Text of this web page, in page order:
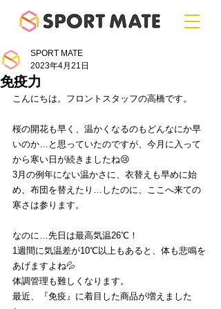
免疫力
SPORT MATE
2023年4月21日
こんにちは。フロントスタッフの高橋です。
桜の開花も早く、温かくなるのもどんなにか早
いのか…と思っていたのですが、今月に入って
から寒い日が続きましたね😢
3月の例年にない温かさに、衣替えも早めに始
め、布団を替えたり…したのに、ここへ来ての
寒さは参ります。
なのに…先日は最高気温26℃！
1週間に気温差が10℃以上もあると、体も悲鳴を
あげますよね💦
体調管理も難しくなります。
最近、『免疫』に着目した商品が増えました